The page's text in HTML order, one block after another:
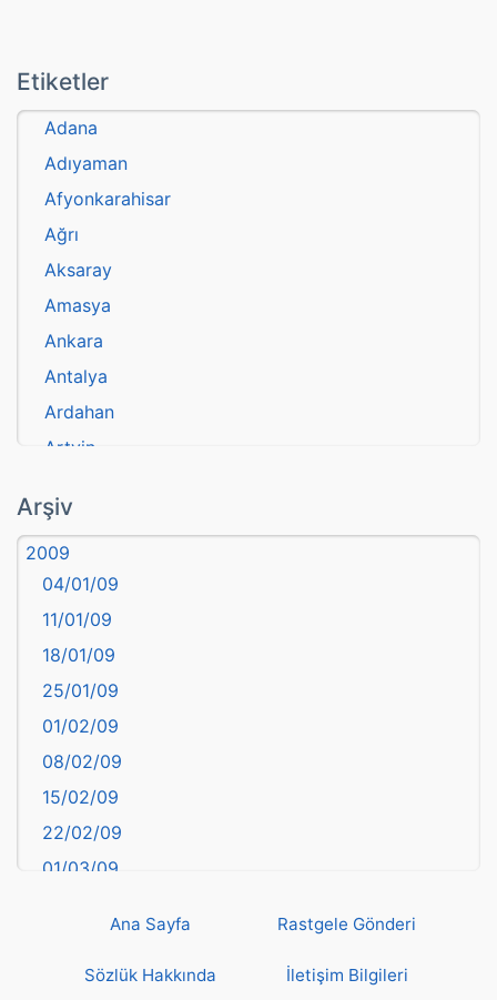
Etiketler
Adana
Adıyaman
Afyonkarahisar
Ağrı
Aksaray
Amasya
Ankara
Antalya
Ardahan
Artvin
Aydın
Balıkesir
Bartın
başkentler
Batman
Bayburt
Bilecik
Bingöl
Bitlis
Bolu
Burdur
Çankırı
Arşiv
2009
04/01/09
11/01/09
18/01/09
25/01/09
01/02/09
08/02/09
15/02/09
22/02/09
01/03/09
22/03/09
Ana Sayfa Rastgele Gönderi
Sözlük Hakkında İletişim Bilgileri